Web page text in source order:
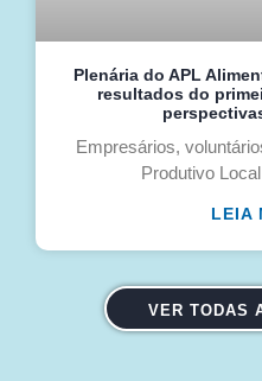
Plenária do APL
resultados do
Empresários,
Produtivo
LEIA
VER TODAS